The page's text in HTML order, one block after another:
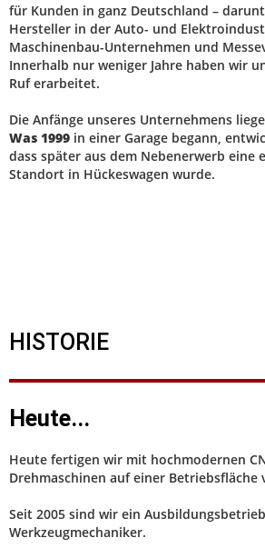
für Kunden in ganz Deutschland –
Hersteller in der Auto- und
Maschinenbau-Unternehmen und
Innerhalb nur weniger Jahre haben wir
Ruf erarbeitet.
Die Anfänge unseres Unternehmens
Was 1999 in einer Garage begann,
dass später aus dem Nebenerwerb eine
Standort in Hückeswagen wurde.
HISTORIE
Heute...
Heute fertigen wir mit hochmodernen
Drehmaschinen auf einer Betriebsfläche
Seit 2005 sind wir ein
Werkzeugmechaniker.